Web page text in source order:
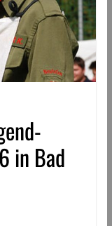
in Bad